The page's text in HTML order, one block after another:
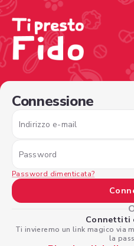
Connessione
Indirizzo e-mail
Password
Password dimenticata?
Connettiti
Ti invieremo un link magico via
la
/sign-